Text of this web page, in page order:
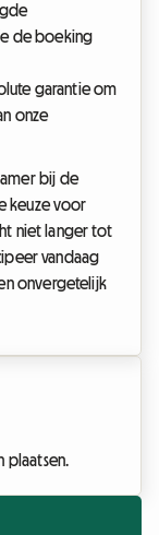
de boeking
garantie om
onze
bij de
keuze voor
niet langer tot
vandaag
onvergetelijk
plaatsen.